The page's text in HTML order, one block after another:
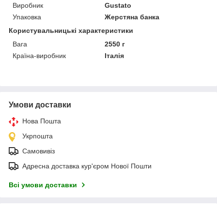
Виробник
Gustato
Упаковка
Жерстяна банка
Користувальницькі характеристики
Вага
2550 г
Країна-виробник
Італія
Умови доставки
Нова Пошта
Укрпошта
Самовивіз
Адресна доставка кур'єром Нової Пошти
Всі умови доставки